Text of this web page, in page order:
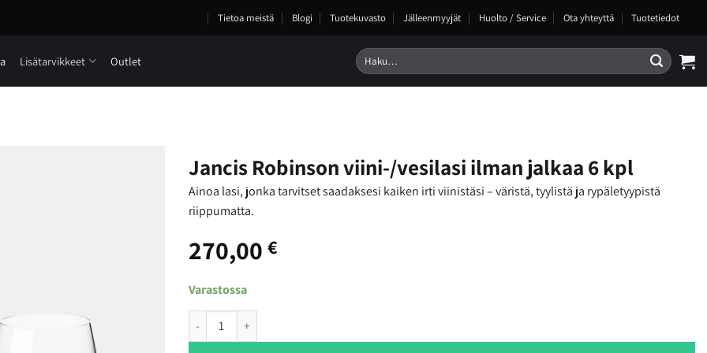
Tietoa meistä Blogi Tuotekuvasto Jälleenmyyjät Huolto / Service Ota yhteyttä Tuotetiedot
Lisätarvikkeet Outlet Etsi:
Jancis Robinson viini-/vesilasi ilman jalkaa 6 kpl
Ainoa lasi, jonka tarvitset saadaksesi kaiken irti viinistäsi – väristä, tyylistä ja rypäletyypistä
riippumatta.
270,00 €
Varastossa
Jancis Robinson viini-/vesilasi ilman jalkaa 6 kpl määrä